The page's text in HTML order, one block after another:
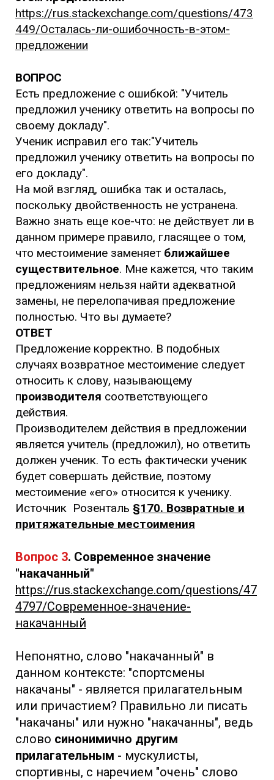
https://rus.stackexchange.com/questions/473
449/Осталась-ли-ошибочность-в-этом-
предложении
ВОПРОС
Есть предложение с ошибкой: "Учитель
предложил ученику ответить на вопросы по
своему докладу".
Ученик исправил его так:"Учитель
предложил ученику ответить на вопросы по
его докладу".
На мой взгляд, ошибка так и осталась,
поскольку двойственность не устранена.
Важно знать еще кое-что: не действует ли в
данном примере правило, гласящее о том,
что местоимение заменяет ближайшее
существительное. Мне кажется, что таким
предложениям нельзя найти адекватной
замены, не перелопачивая предложение
полностью. Что вы думаете?
ОТВЕТ
Предложение корректно. В подобных
случаях возвратное местоимение следует
относить к слову, называющему
производителя соответствующего
действия.
Производителем действия в предложении
является учитель (предложил), но ответить
должен ученик. То есть фактически ученик
будет совершать действие, поэтому
местоимение «его» относится к ученику.
Источник Розенталь §170. Возвратные и
притяжательные местоимения
Вопрос 3. Современное значение
"накачанный"
https://rus.stackexchange.com/questions/47
4797/Современное-значение-
накачанный
Непонятно, слово "накачанный" в
данном контексте: "спортсмены
накачаны" - является прилагательным
или причастием? Правильно ли писать
"накачаны" или нужно "накачанны", ведь
слово синонимично другим
прилагательным - мускулисты,
спортивны, с наречием "очень" слово